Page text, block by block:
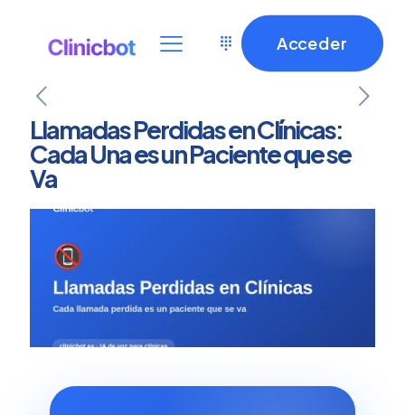
Acceder
Llamadas Perdidas en Clínicas:
Cada Una es un Paciente que se
Va